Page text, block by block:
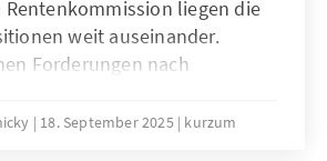
Rentenkommission liegen die
weit auseinander.
Forderungen nach
abgelehnt. Eine
18. September 2025 kurzum